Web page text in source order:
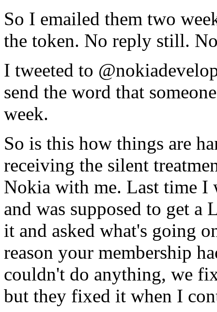
So I emailed them two
the token. No reply still.
I tweeted to
send the word that
week.
So is this how things are
receiving the silent
Nokia with me. Last time I
and was supposed to get
it and asked what's going
reason your membership
couldn't do anything, we
but they fixed it when I